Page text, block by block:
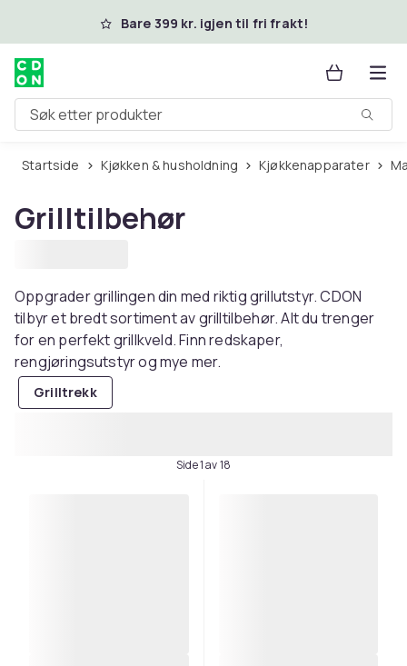
Hopp til hovedinnholdBare 399 kr. igjen til fri frakt!
Søk etter produkter
Startside Kjøkken & husholdning Kjøkkenapparater
Grilltilbehør
Oppgrader grillingen din med riktig grillutstyr. CDON
tilbyr et bredt sortiment av grilltilbehør. Alt du trenger
for en perfekt grillkveld. Finn redskaper,
rengjøringsutstyr og mye mer.
Grilltrekk
Side 1 av 18